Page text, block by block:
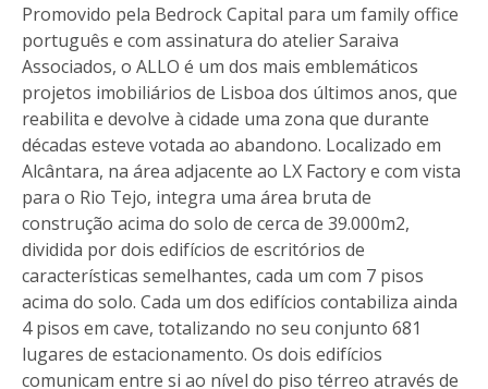
Promovido pela Bedrock Capital para um family office
português e com assinatura do atelier Saraiva
Associados, o ALLO é um dos mais emblemáticos
projetos imobiliários de Lisboa dos últimos anos, que
reabilita e devolve à cidade uma zona que durante
décadas esteve votada ao abandono. Localizado em
Alcântara, na área adjacente ao LX Factory e com vista
para o Rio Tejo, integra uma área bruta de
construção acima do solo de cerca de 39.000m2,
dividida por dois edifícios de escritórios de
características semelhantes, cada um com 7 pisos
acima do solo. Cada um dos edifícios contabiliza ainda
4 pisos em cave, totalizando no seu conjunto 681
lugares de estacionamento. Os dois edifícios
comunicam entre si ao nível do piso térreo através de